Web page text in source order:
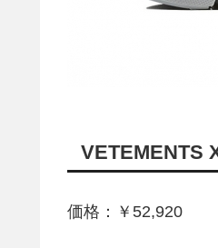
VETEMENTS
価格：￥52,920